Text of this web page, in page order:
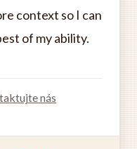
context so I can
of my ability.
nás